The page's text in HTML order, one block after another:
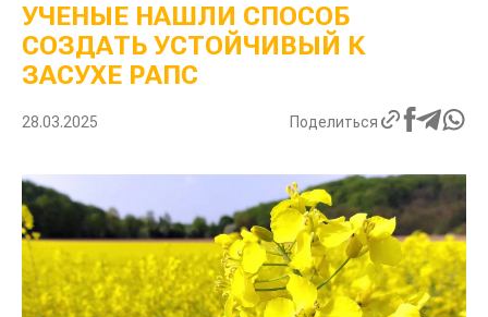
УЧЕНЫЕ НАШЛИ СПОСОБ
СОЗДАТЬ УСТОЙЧИВЫЙ К
ЗАСУХЕ РАПС
28.03.2025 Поделиться